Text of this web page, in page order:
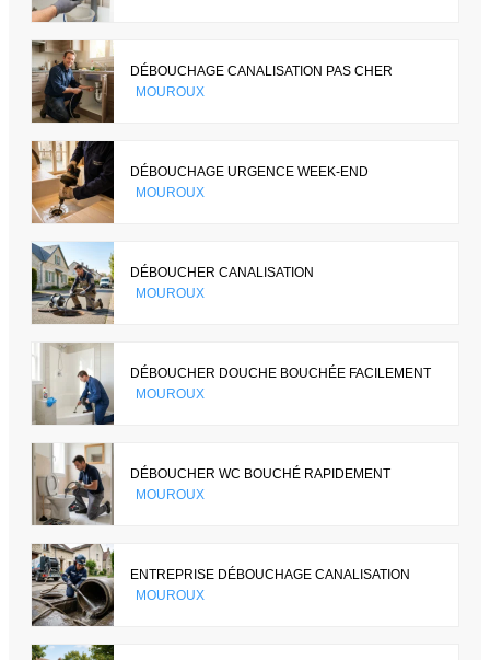
DÉBOUCHAGE CANALISATION PAS CHER
MOUROUX
DÉBOUCHAGE URGENCE WEEK-END
MOUROUX
DÉBOUCHER CANALISATION
MOUROUX
DÉBOUCHER DOUCHE BOUCHÉE FACILEMENT
MOUROUX
DÉBOUCHER WC BOUCHÉ RAPIDEMENT
MOUROUX
ENTREPRISE DÉBOUCHAGE CANALISATION
MOUROUX